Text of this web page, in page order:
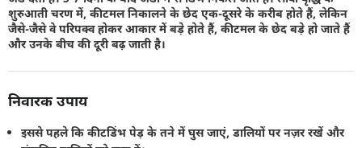
शुरुआती चरण में, कीटमल निकालने के छेद एक-दूसरे के करीब होते हैं, लेकिन
जैसे-जैसे वे परिपक्व होकर आकार में बड़े होते हैं, कीटमल के छेद बड़े हो जाते हैं
और उनके बीच की दूरी बढ़ जाती है।
निवारक उपाय
इससे पहले कि कीटडिंभ पेड़ के तने में घुस जाएं, डालियों पर नज़र रखें और